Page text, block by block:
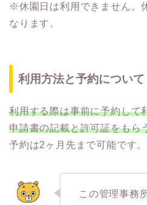
※休園日は利用できません。
なります。
利用方法と予約について
利用する際は事前に予約して
申請書の記載と許可証をもら
予約は2ヶ月先まで可能です。
この管理事務